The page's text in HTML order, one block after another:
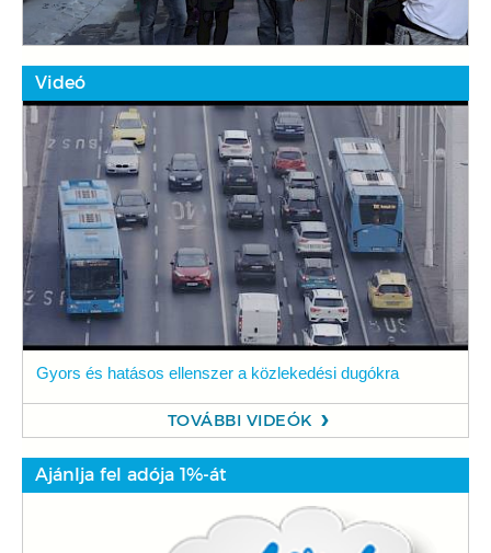
Videó
Gyors és hatásos ellenszer a közlekedési dugókra
TOVÁBBI VIDEÓK
Ajánlja fel adója 1%-át